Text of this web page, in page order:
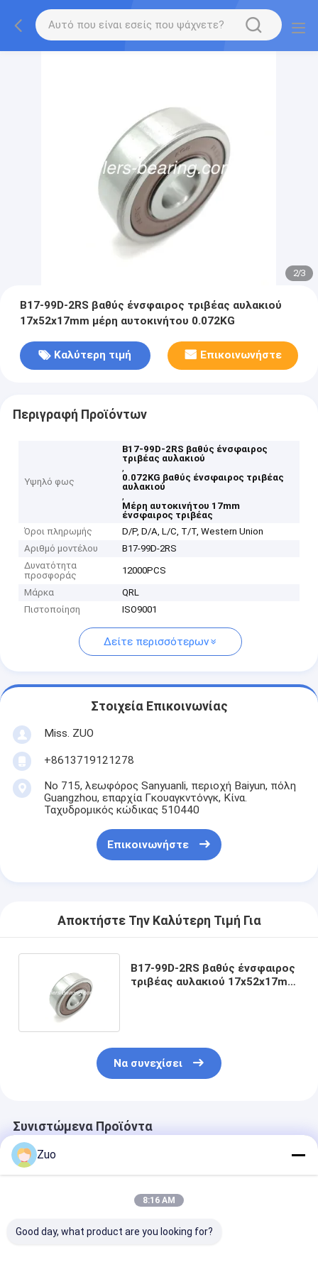
2/3
B17-99D-2RS βαθύς ένσφαιρος τριβέας αυλακιού
17x52x17mm μέρη αυτοκινήτου 0.072KG
Καλύτερη τιμή Επικοινωνήστε
Περιγραφή Προϊόντων
Υψηλό φως
B17-99D-2RS βαθύς ένσφαιρος
τριβέας αυλακιού
,
0.072KG βαθύς ένσφαιρος τριβέας
αυλακιού
,
Μέρη αυτοκινήτου 17mm
ένσφαιρος τριβέας
Όροι πληρωμής
D/P, D/A, L/C, T/T, Western Union
Αριθμό μοντέλου
B17-99D-2RS
Δυνατότητα
προσφοράς
12000PCS
Μάρκα
QRL
Πιστοποίηση
ISO9001
Δείτε περισσότερων
Στοιχεία Επικοινωνίας
Miss. ZUO
+8613719121278
Νο 715, λεωφόρος Sanyuanli, περιοχή Baiyun, πόλη
Guangzhou, επαρχία Γκουαγκντόνγκ, Κίνα.
Ταχυδρομικός κώδικας 510440
Επικοινωνήστε
Αποκτήστε Την Καλύτερη Τιμή Για
B17-99D-2RS βαθύς ένσφαιρος
τριβέας αυλακιού 17x52x17mm
Να συνεχίσει
Συνιστώμενα Προϊόντα
Zuo
8:16 AM
Good day, what product are you looking for?